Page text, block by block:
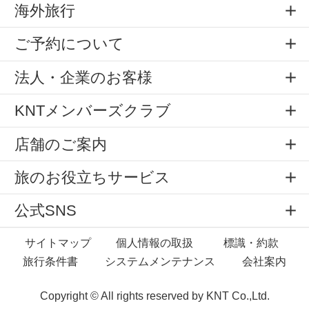
海外旅行
ご予約について
法人・企業のお客様
KNTメンバーズクラブ
店舗のご案内
旅のお役立ちサービス
公式SNS
サイトマップ 個人情報の取扱
標識・約款
旅行条件書
システムメンテナンス 会社案内
Copyright © All rights reserved by KNT Co.,Ltd.